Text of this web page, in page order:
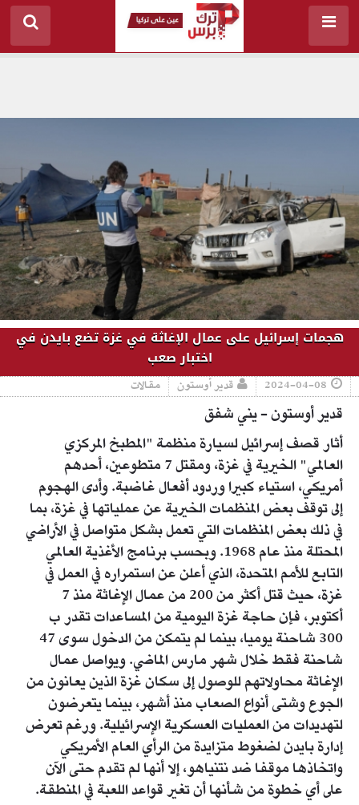
هجمات إسرائيل على عمال الإغاثة في غزة تضع بايدن في
اختبار صعب
2024-04-08 قدير أوستون مقالات
قدير أوستون - يني شفق
أثار قصف إسرائيل لسيارة منظمة "المطبخ المركزي
العالمي" الخيرية في غزة، ومقتل 7 متطوعين، أحدهم
أمريكي، استياء كبيرا وردود أفعال غاضبة. وأدى الهجوم
إلى توقف بعض المنظمات الخيرية عن عملياتها في غزة، بما
في ذلك بعض المنظمات التي تعمل بشكل متواصل في الأراضي
المحتلة منذ عام 1968. وبحسب برنامج الأغذية العالمي
التابع للأمم المتحدة، الذي أعلن عن استمراره في العمل في
غزة، حيث قتل أكثر من 200 من عمال الإغاثة منذ 7
أكتوبر، فإن حاجة غزة اليومية من المساعدات تقدر ب
300 شاحنة يوميا، بينما لم يتمكن من الدخول سوى 47
شاحنة فقط خلال شهر مارس الماضي. ويواصل عمال
الإغاثة محاولاتهم للوصول إلى سكان غزة الذين يعانون من
الجوع وشتى أنواع الصعاب منذ أشهر، بينما يتعرضون
لتهديدات من العمليات العسكرية الإسرائيلية. ورغم تعرض
إدارة بايدن لضغوط متزايدة من الرأي العام الأمريكي
واتخاذها موقفا ضد نتنياهو، إلا أنها لم تقدم حتى الآن
على أي خطوة من شأنها أن تغير قواعد اللعبة في المنطقة.